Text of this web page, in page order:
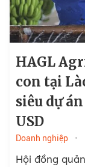
HAGL
con tại
siêu dự
USD
Doanh nghiệp
Hội đồng